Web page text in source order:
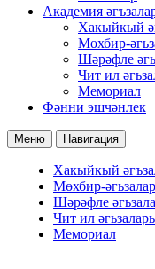
Академия
Хакыйкый
Мөхбир-
Шәрәфле
Чит ил
Мемориал
Фәнни эшчәнлек
Меню Навигация
Хакыйкый
Мөхбир-әгьзалар
Шәрәфле
Чит ил
Мемориал